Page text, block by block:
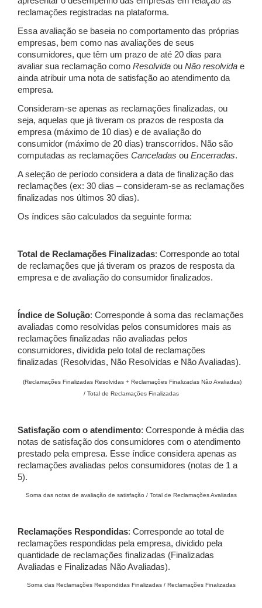
reclamações registradas na plataforma.
Essa avaliação se baseia no comportamento das próprias
empresas, bem como nas avaliações de seus
consumidores, que têm um prazo de até 20 dias para
avaliar sua reclamação como Resolvida ou Não resolvida e
ainda atribuir uma nota de satisfação ao atendimento da
empresa.
Consideram-se apenas as reclamações finalizadas, ou
seja, aquelas que já tiveram os prazos de resposta da
empresa (máximo de 10 dias) e de avaliação do
consumidor (máximo de 20 dias) transcorridos. Não são
computadas as reclamações Canceladas ou Encerradas.
A seleção de período considera a data de finalização das
reclamações (ex: 30 dias – consideram-se as reclamações
finalizadas nos últimos 30 dias).
Os índices são calculados da seguinte forma:
Total de Reclamações Finalizadas: Corresponde ao total
de reclamações que já tiveram os prazos de resposta da
empresa e de avaliação do consumidor finalizados.
Índice de Solução: Corresponde à soma das reclamações
avaliadas como resolvidas pelos consumidores mais as
reclamações finalizadas não avaliadas pelos
consumidores, dividida pelo total de reclamações
finalizadas (Resolvidas, Não Resolvidas e Não Avaliadas).
(Reclamações Finalizadas Resolvidas + Reclamações Finalizadas Não Avaliadas)
/ Total de Reclamações Finalizadas
Satisfação com o atendimento: Corresponde à média das
notas de satisfação dos consumidores com o atendimento
prestado pela empresa. Esse índice considera apenas as
reclamações avaliadas pelos consumidores (notas de 1 a
5).
Soma das notas de avaliação de satisfação / Total de Reclamações Avaliadas
Reclamações Respondidas: Corresponde ao total de
reclamações respondidas pela empresa, dividido pela
quantidade de reclamações finalizadas (Finalizadas
Avaliadas e Finalizadas Não Avaliadas).
Soma das Reclamações Respondidas Finalizadas / Reclamações Finalizadas